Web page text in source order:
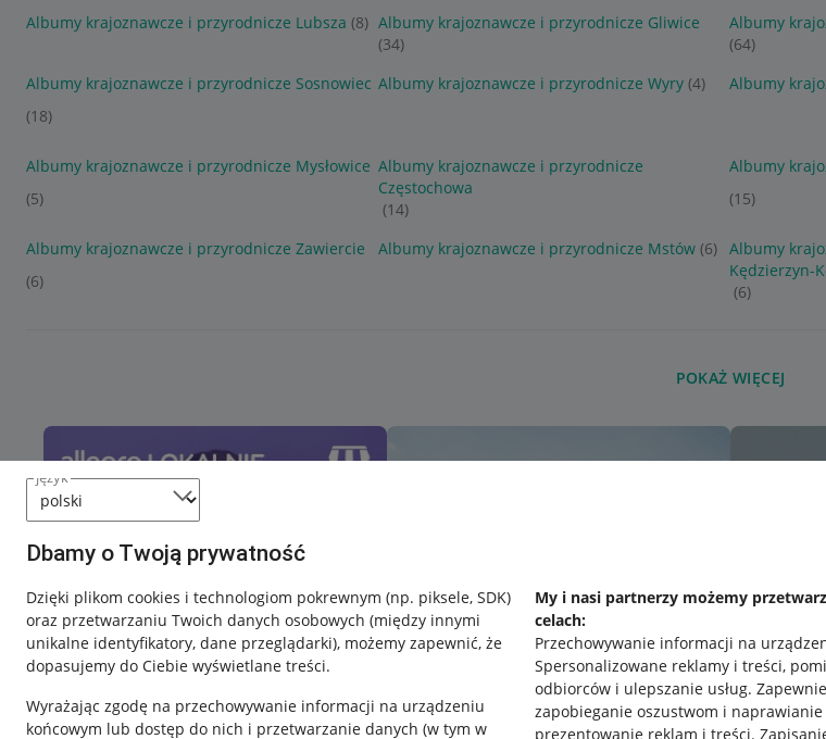
język
Dbamy o Twoją prywatność
Dzięki plikom cookies i technologiom pokrewnym (np. piksele, SDK)
oraz przetwarzaniu Twoich danych osobowych (między innymi
unikalne identyfikatory, dane przeglądarki), możemy zapewnić, że
dopasujemy do Ciebie wyświetlane treści.
Wyrażając zgodę na przechowywanie informacji na urządzeniu
końcowym lub dostęp do nich i przetwarzanie danych (w tym w
My i nasi partnerzy możemy
celach:
Przechowywanie informacji na
Spersonalizowane reklamy i treści,
odbiorców i ulepszanie usług.
zapobieganie oszustwom i naprawianie
prezentowanie reklam i treści.
Albumy krajoznawcze i przyrodnicze Lubsza (8) Albumy krajoznawcze i przyrodnicze Gliwice
(34)
Albumy
(64)
Albumy krajoznawcze i przyrodnicze Sosnowiec
(18)
Albumy krajoznawcze i przyrodnicze Wyry (4) Albumy
Albumy krajoznawcze i przyrodnicze Mysłowice
(5)
Albumy krajoznawcze i przyrodnicze
Częstochowa
(14)
Albumy
(15)
Albumy krajoznawcze i przyrodnicze Zawiercie
(6)
Albumy krajoznawcze i przyrodnicze Mstów (6)
Albumy
Kędzierzyn-
(6)
POKAŻ WIĘCEJ